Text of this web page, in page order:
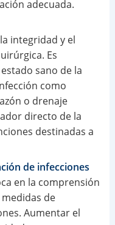
adecuada.
integridad y el
Es
sano de la
como
o drenaje
directo de la
destinadas a
de infecciones
en la comprensión
de
Aumentar el